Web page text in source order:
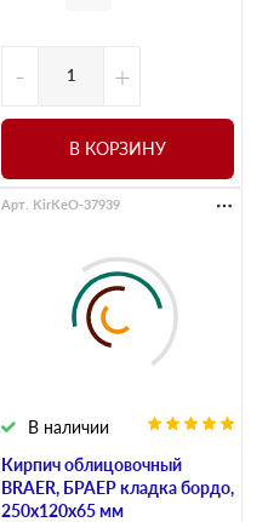
- +
В КОРЗИНУ
Кирпич облицовочный
BRAER, БРАЕР кладка бордо,
250х120х65 мм
В наличии
Арт. KirKeO-37939